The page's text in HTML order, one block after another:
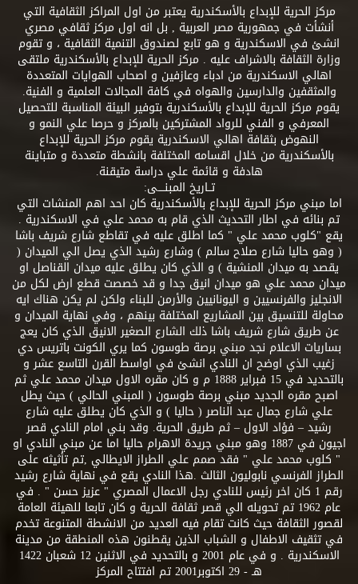
مركز الحرية للإبداع بالأسكندرية يعتبر من اول المراكز الثقافية التي
أنشأت في جمهورية مصر العربية , بل انه اول مركز ثقافي مصري
انشئ في الاسكندرية و هو تابع لصندوق التنمية الثقافية ، و تقوم
وزارة الثقافة بالاشراف عليه . مركز الحرية للإبداع بالأسكندرية ملتقى
اهالي الاسكندرية من ادباء وعازفين و اصحاب الهوايات المتعددة
والمثقفين والدارسين والهواه في كافة المجالات العلمية و الفنية.
يقوم مركز الحرية للإبداع بالأسكندرية بتوفير البيئة المناسبة للتحصيل
المعرفي و الفني للرواد المشتركين بالمركز و حرصا علي النمو و
النهوض بثقافة اهالي الاسكندرية يقوم مركز الحرية للإبداع
بالأسكندرية من خلال اقسامه المختلفة بانشطة متعددة و متباينة
هادفة و قائمة علي دراسة متيقنة.
تــاريخ المبنــــى:
اما مبني مركز الحرية للإبداع بالأسكندرية كان احد اهم المنشات التي
تم بنائه في اطار التحديث الذي قام به محمد علي في الاسكندرية .
يقع "كلوب محمد علي " كما اطلق عليه في تقاطع شارع شريف باشا
( وهو حاليا شارع صلاح سالم ) وشارع رشيد الذي يصل الي الميدان (
يقصد به ميدان المنشية ) و الذي كان يطلق عليه ميدان القناصل او
ميدان محمد علي هو ميدان انيق جدا و قد خصصت قطع ارض لكل من
الانجليز والفرنسيين و اليونانيين والأرمن للبناء ولكن لم يكن هناك ايه
محاولة للتنسيق بين المشاريع المختلفة بينهم ، وفي نهاية الميدان و
عن طريق شارع شريف باشا ذلك الشارع الصغير الانيق الذي كان يعج
بساريات الاعلام نجد مبني برصة طوسون كما يري الكونت باتريس دي
زغيب الذي اوضح ان النادي انشئ في اواسط القرن التاسع عشر و
بالتحديد في 15 فبراير 1888 م و كان مقره الاول ميدان محمد علي ثم
اصبح مقره الجديد مبني برصة طوسون ( المبني الحالي ) حيث يطل
علي شارع جمال عبد الناصر ( حاليا ) و الذي كان يطلق عليه شارع
رشيد – فؤاد الاول – ثم طريق الحرية. وقد بني امام النادي قصر
اجيون في 1887 وهو مبني جريدة الاهرام حاليا اما عن مبني النادي او
" كلوب محمد علي " فقد صمم علي الطراز الايطالي ,تم تأثيثه على
الطراز الفرنسي نابوليون الثالث .هذا النادي يقع في نهاية شارع رشيد
رقم 1 كان اخر رئيس للنادي رجل الاعمال المصري " عزيز حسن " . في
عام 1962 تم تحويله الي قصر ثقافة الحرية و كان تابعا للهيئة العامة
لقصور الثقافة حيث كانت تقام فيه العديد من الانشطة المتنوعة تخدم
في تثقيف الاطفال و الشباب الذين يقطنون هذه المنطقة من مدينة
الاسكندرية . و في عام 2001 و بالتحديد في الاثنين 12 شعبان 1422
هـ - 29 اكتوبر2001 تم افتتاح المركز